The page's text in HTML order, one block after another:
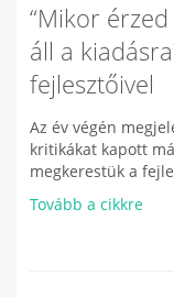
“Mikor
áll a
fejlesztőivel
Az év végén
kritikákat kapott
megkerestük a
Tovább a cikkre